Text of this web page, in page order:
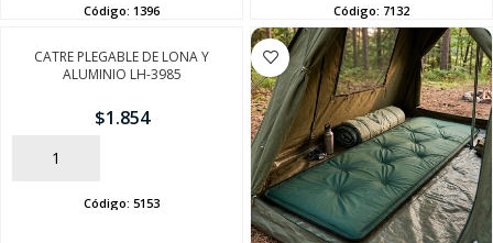
Código: 1396 Código: 7132
CATRE PLEGABLE DE LONA Y
ALUMINIO LH-3985
$1.854
AÑADIR
Código: 5153